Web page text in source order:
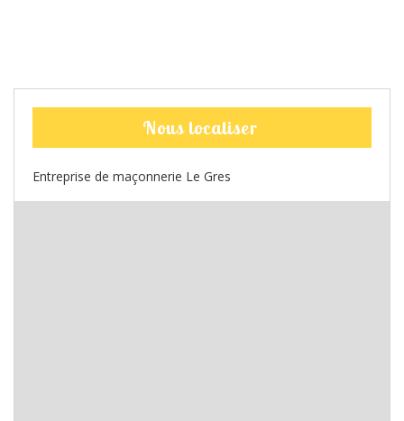
Nous localiser
Entreprise de maçonnerie Le Gres